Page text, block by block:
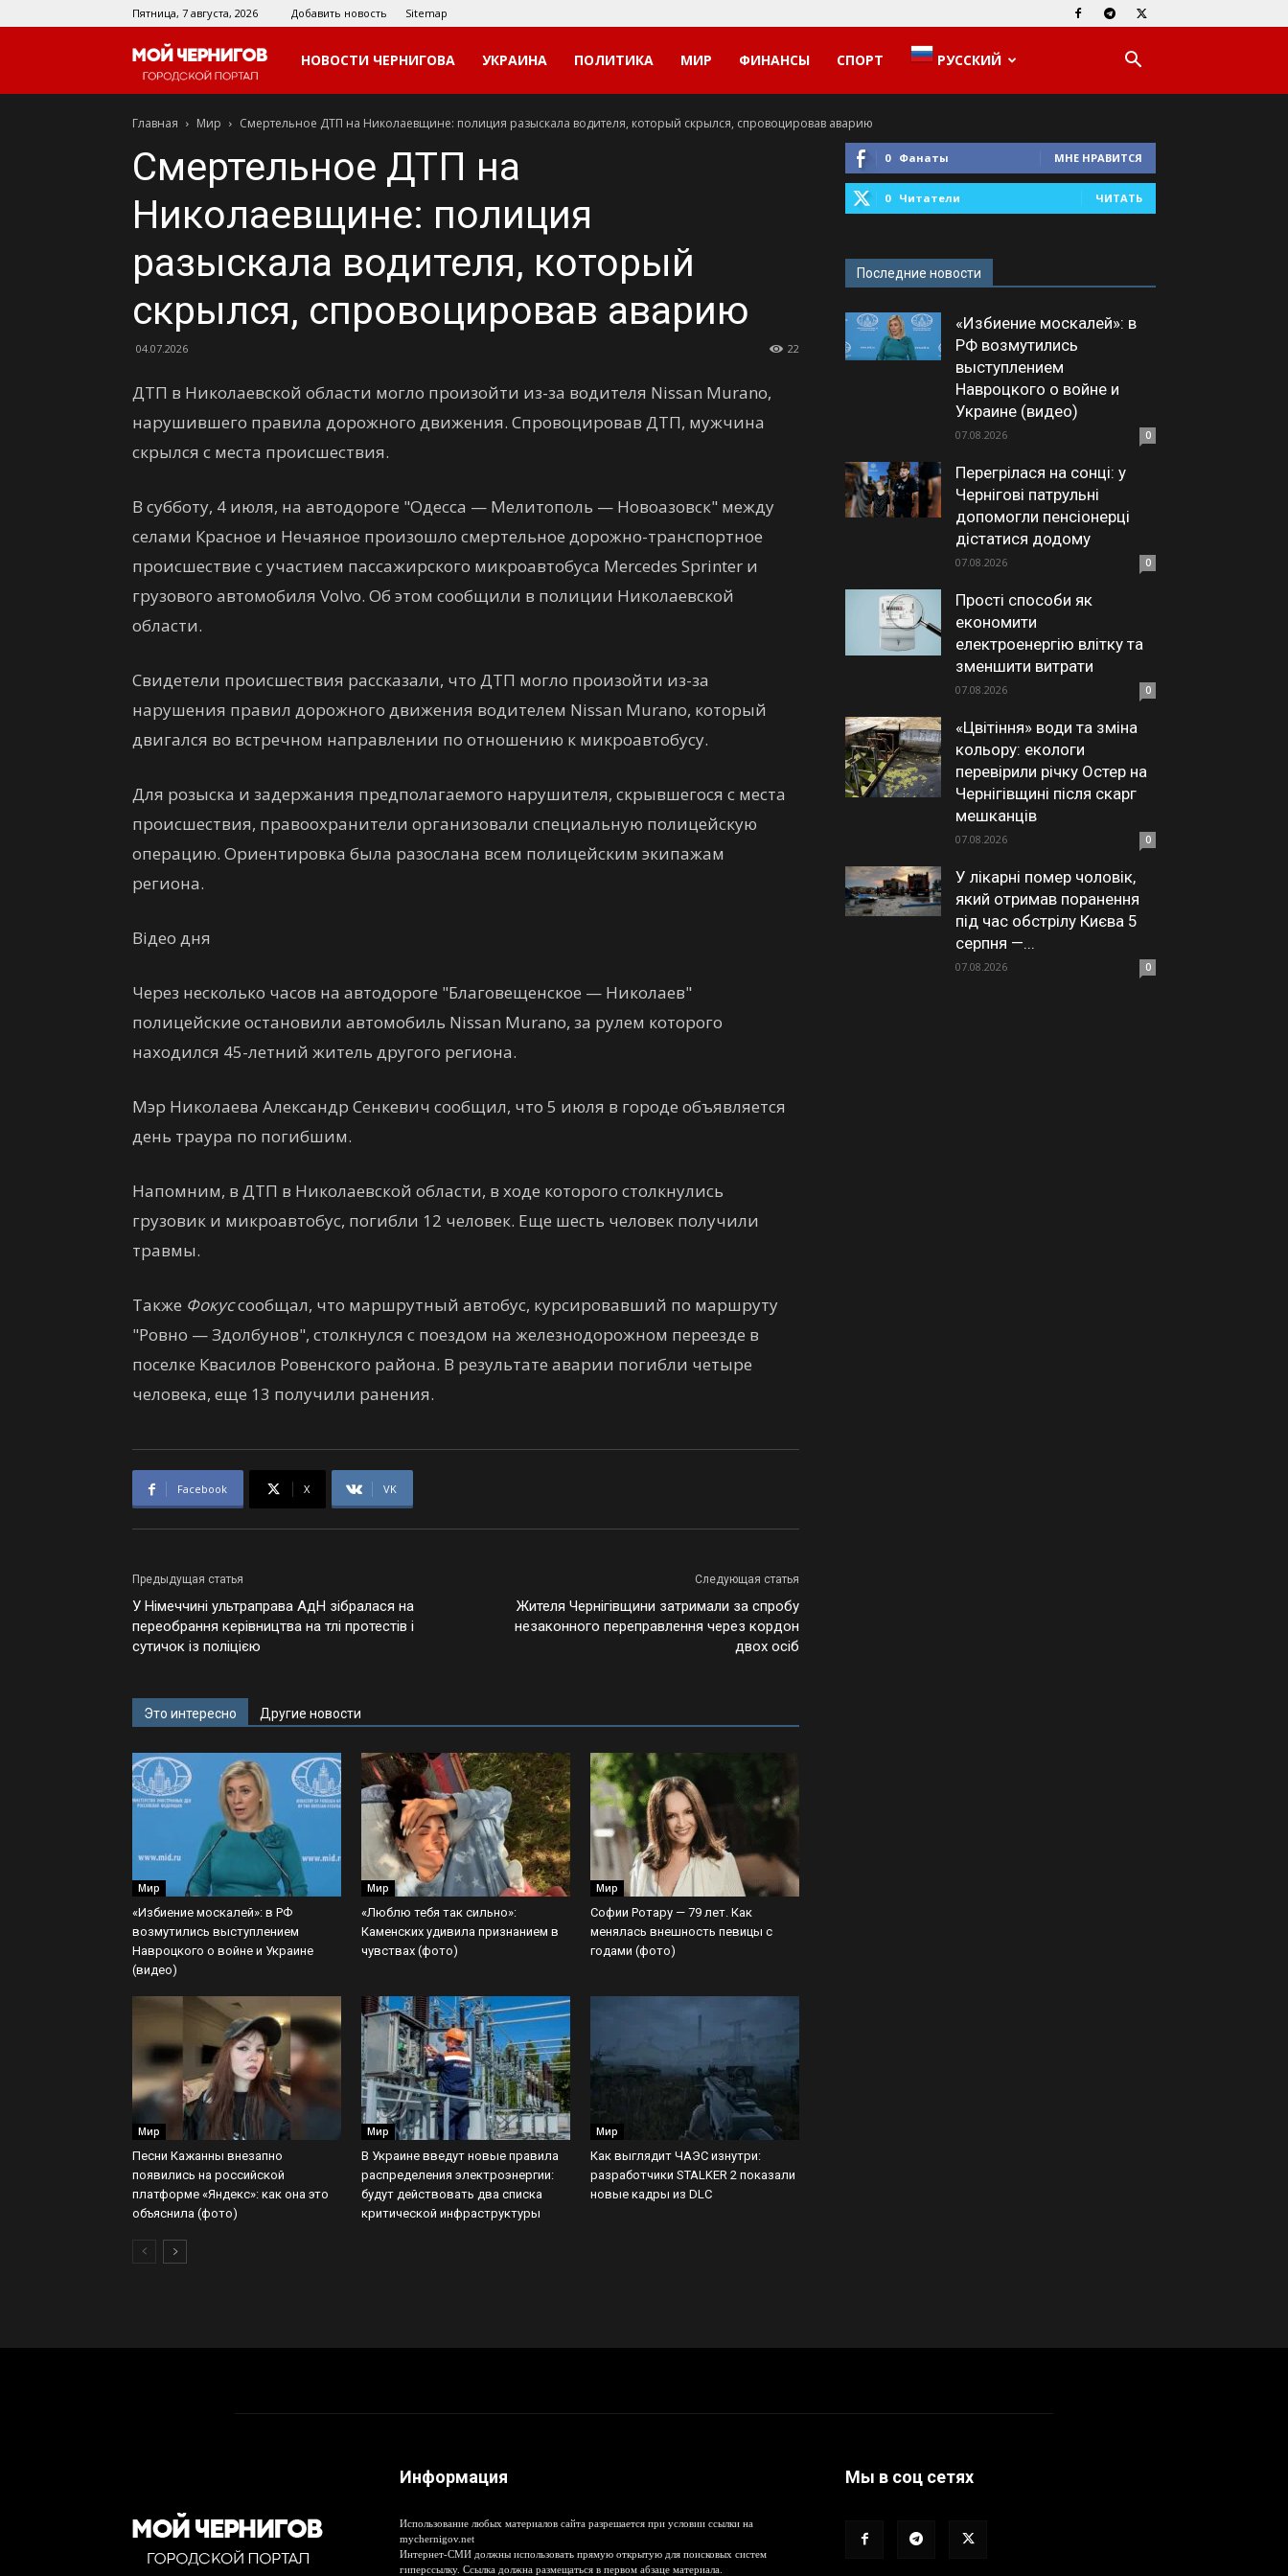
Пятница, 7 августа, 2026 Добавить новость Sitemap
Мой
Чернигов
НОВОСТИ ЧЕРНИГОВА УКРАИНА ПОЛИТИКА МИР ФИНАНСЫ СПОРТ РУССКИЙ
Главная Мир Смертельное ДТП на Николаевщине: полиция разыскала водителя, который скрылся, спровоцировав аварию
Смертельное ДТП на
Николаевщине: полиция
разыскала водителя, который
скрылся, спровоцировав аварию
04.07.2026 22
ДТП в Николаевской области могло произойти из-за водителя Nissan Murano,
нарушившего правила дорожного движения. Спровоцировав ДТП, мужчина
скрылся с места происшествия.
В субботу, 4 июля, на автодороге "Одесса — Мелитополь — Новоазовск" между
селами Красное и Нечаяное произошло смертельное дорожно-транспортное
происшествие с участием пассажирского микроавтобуса Mercedes Sprinter и
грузового автомобиля Volvo. Об этом сообщили в полиции Николаевской
области.
Свидетели происшествия рассказали, что ДТП могло произойти из-за
нарушения правил дорожного движения водителем Nissan Murano, который
двигался во встречном направлении по отношению к микроавтобусу.
Для розыска и задержания предполагаемого нарушителя, скрывшегося с места
происшествия, правоохранители организовали специальную полицейскую
операцию. Ориентировка была разослана всем полицейским экипажам
региона.
Відео дня
Через несколько часов на автодороге "Благовещенское — Николаев"
полицейские остановили автомобиль Nissan Murano, за рулем которого
находился 45-летний житель другого региона.
Мэр Николаева Александр Сенкевич сообщил, что 5 июля в городе объявляется
день траура по погибшим.
Напомним, в ДТП в Николаевской области, в ходе которого столкнулись
грузовик и микроавтобус, погибли 12 человек. Еще шесть человек получили
травмы.
Также Фокуссообщал, что маршрутный автобус, курсировавший по маршруту
"Ровно — Здолбунов", столкнулся с поездом на железнодорожном переезде в
поселке Квасилов Ровенского района. В результате аварии погибли четыре
человека, еще 13 получили ранения.
Facebook X VK
Предыдущая статья
У Німеччині ультраправа АдН зібралася на
переобрання керівництва на тлі протестів і
сутичок із поліцією
Следующая статья
Жителя Чернігівщини затримали за спробу
незаконного переправлення через кордон
двох осіб
Это интересно Другие новости
Мир
«Избиение москалей»: в РФ
возмутились выступлением
Навроцкого о войне и Украине
(видео)
Мир
«Люблю тебя так сильно»:
Каменских удивила признанием в
чувствах (фото)
Мир
Софии Ротару — 79 лет. Как
менялась внешность певицы с
годами (фото)
Мир
Песни Кажанны внезапно
появились на российской
платформе «Яндекс»: как она это
объяснила (фото)
Мир
В Украине введут новые правила
распределения электроэнергии:
будут действовать два списка
критической инфраструктуры
Мир
Как выглядит ЧАЭС изнутри:
разработчики STALKER 2 показали
новые кадры из DLC
0 Фанаты МНЕ НРАВИТСЯ
0 Читатели ЧИТАТЬ
Последние новости
«Избиение москалей»: в
РФ возмутились
выступлением
Навроцкого о войне и
Украине (видео)
07.08.2026 0
Перегрілася на сонці: у
Чернігові патрульні
допомогли пенсіонерці
дістатися додому
07.08.2026 0
Прості способи як
економити
електроенергію влітку та
зменшити витрати
07.08.2026 0
«Цвітіння» води та зміна
кольору: екологи
перевірили річку Остер на
Чернігівщині після скарг
мешканців
07.08.2026 0
У лікарні помер чоловік,
який отримав поранення
під час обстрілу Києва 5
серпня —...
07.08.2026 0
Информация
Использование любых материалов сайта разрешается при условии ссылки на
mychernigov.net
Интернет-СМИ должны использовать прямую открытую для поисковых систем
гиперссылку. Ссылка должна размещаться в первом абзаце материала.
Мы в соц сетях